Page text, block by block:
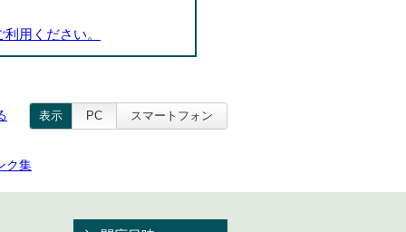
用ください。
表示 PC スマートフォン
ク集